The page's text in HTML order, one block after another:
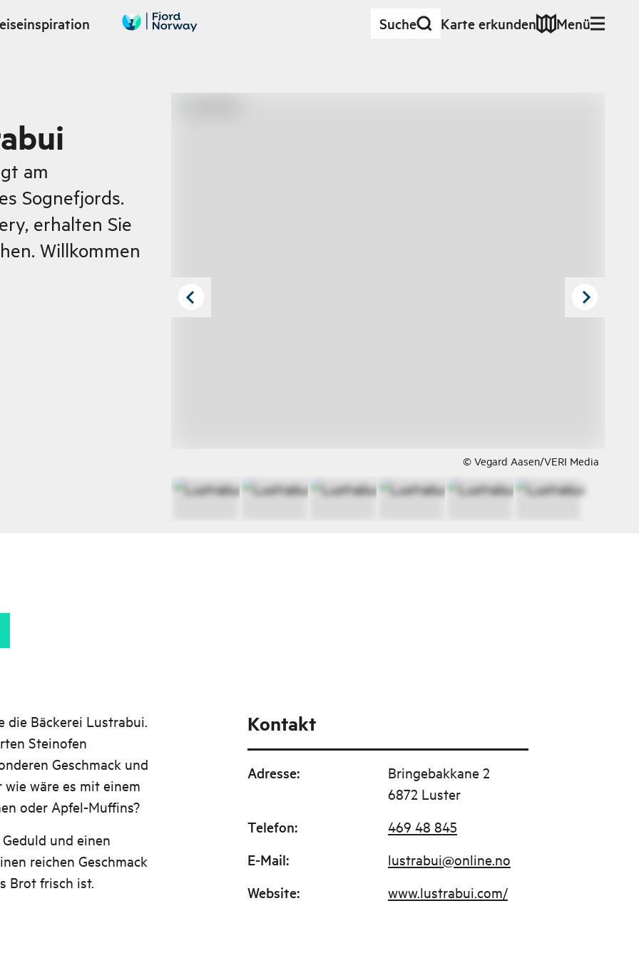
Suche Karte erkunden Menü
am
Sognefjords.
erhalten Sie
Willkommen
© Vegard Aasen/VERI Media
die Bäckerei Lustrabui.
Steinofen
Geschmack und
wäre es mit einem
oder Apfel-Muffins?
und einen
reichen Geschmack
Brot frisch ist.
Kontakt
Adresse:
Bringebakkane 2
6872 Luster
Telefon: 469 48 845
E-Mail: lustrabui@online.no
Website: www.lustrabui.com/